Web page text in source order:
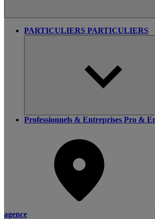
PARTICULIERS PARTICULIERS
Professionnels & Entreprises Pro &
agence